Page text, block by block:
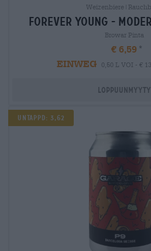
forever young -
Browar Pinta
€ 6,59
EINWEG
0,50 L VOI - €
Loppuunmyyty
Untappd: 3,62